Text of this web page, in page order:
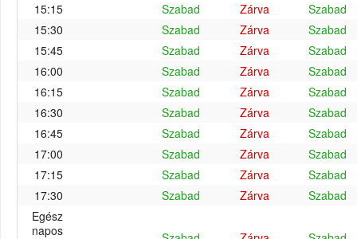
15:15
Szabad Zárva
Szabad
15:30
Szabad Zárva
Szabad
15:45
Szabad Zárva
Szabad
16:00
Szabad Zárva
Szabad
16:15
Szabad Zárva
Szabad
16:30
Szabad Zárva
Szabad
16:45
Szabad Zárva
Szabad
17:00
Szabad Zárva
Szabad
17:15
Szabad Zárva
Szabad
17:30
Szabad Zárva
Szabad
Egész
napos